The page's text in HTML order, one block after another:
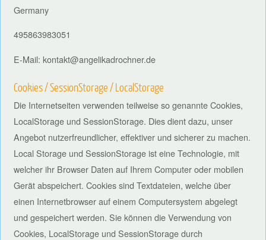
Germany
495863983051
E-Mail: kontakt@angelikadrochner.de
Cookies / SessionStorage / LocalStorage
Die Internetseiten verwenden teilweise so genannte Cookies,
LocalStorage und SessionStorage. Dies dient dazu, unser
Angebot nutzerfreundlicher, effektiver und sicherer zu machen.
Local Storage und SessionStorage ist eine Technologie, mit
welcher ihr Browser Daten auf Ihrem Computer oder mobilen
Gerät abspeichert. Cookies sind Textdateien, welche über
einen Internetbrowser auf einem Computersystem abgelegt
und gespeichert werden. Sie können die Verwendung von
Cookies, LocalStorage und SessionStorage durch